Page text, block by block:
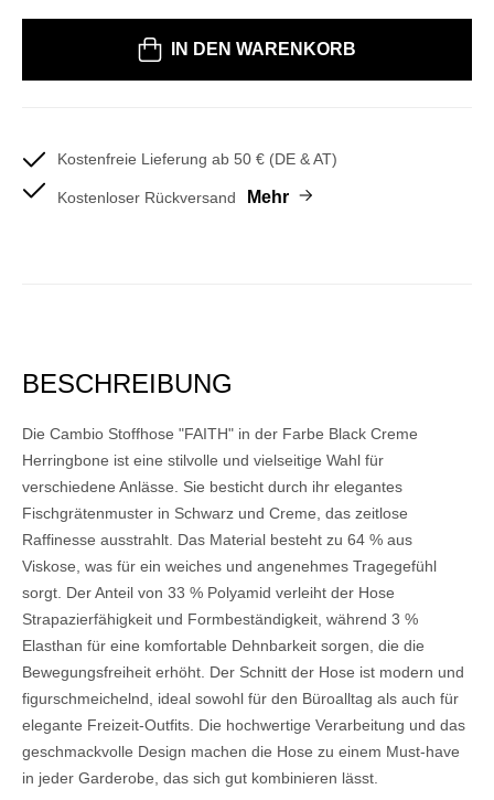
IN DEN WARENKORB
Kostenfreie Lieferung ab 50 € (DE & AT)
Kostenloser Rückversand Mehr
BESCHREIBUNG
Die Cambio Stoffhose "FAITH" in der Farbe Black Creme
Herringbone ist eine stilvolle und vielseitige Wahl für
verschiedene Anlässe. Sie besticht durch ihr elegantes
Fischgrätenmuster in Schwarz und Creme, das zeitlose
Raffinesse ausstrahlt. Das Material besteht zu 64 % aus
Viskose, was für ein weiches und angenehmes Tragegefühl
sorgt. Der Anteil von 33 % Polyamid verleiht der Hose
Strapazierfähigkeit und Formbeständigkeit, während 3 %
Elasthan für eine komfortable Dehnbarkeit sorgen, die die
Bewegungsfreiheit erhöht. Der Schnitt der Hose ist modern und
figurschmeichelnd, ideal sowohl für den Büroalltag als auch für
elegante Freizeit-Outfits. Die hochwertige Verarbeitung und das
geschmackvolle Design machen die Hose zu einem Must-have
in jeder Garderobe, das sich gut kombinieren lässt.